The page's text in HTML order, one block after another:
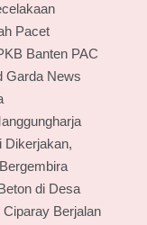
Pacet
Banten PAC
Garda News
Dikerjakan,
di Desa
Berjalan